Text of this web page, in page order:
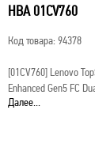
HBA 01CV760
Код товара: 94378
[01CV760]Lenovo
Enhanced Gen5 FC
Далее...